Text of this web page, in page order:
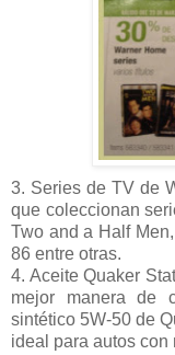
3. Series de TV de
que coleccionan
Two and a Half
86 entre otras.
4. Aceite Quaker
mejor manera de
sintético 5W-50 de
ideal para autos con